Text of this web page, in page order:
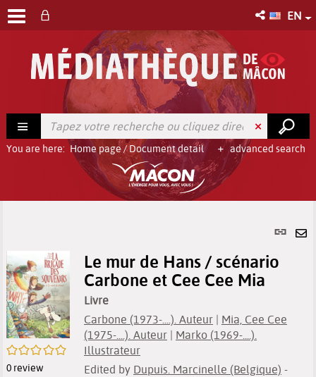
EN
advanced search
You are here: Home page/Document detail
link
/5
0 review
Le mur de Hans / scénario
Carbone et Cee Cee Mia
Livre
Carbone (1973-....). Auteur | Mia, Cee Cee
(1975-....). Auteur | Marko (1969-....).
Illustrateur
Edited by Dupuis. Marcinelle (Belgique) -